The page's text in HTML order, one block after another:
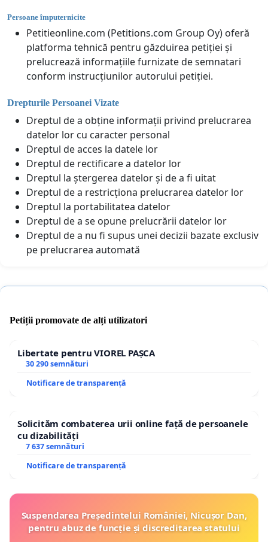
Persoane împuternicite
Petitieonline.com (Petitions.com Group Oy) oferă
platforma tehnică pentru găzduirea petiției și
prelucrează informațiile furnizate de semnatari
conform instrucțiunilor autorului petiției.
Drepturile Persoanei Vizate
Dreptul de a obține informații privind prelucrarea
datelor lor cu caracter personal
Dreptul de acces la datele lor
Dreptul de rectificare a datelor lor
Dreptul la ștergerea datelor și de a fi uitat
Dreptul de a restricționa prelucrarea datelor lor
Dreptul la portabilitatea datelor
Dreptul de a se opune prelucrării datelor lor
Dreptul de a nu fi supus unei decizii bazate exclusiv
pe prelucrarea automată
Petiții promovate de alți utilizatori
Libertate pentru VIOREL PAȘCA
30 290 semnături
Notificare de transparență
Solicităm combaterea urii online față de persoanele
cu dizabilități
7 637 semnături
Notificare de transparență
Suspendarea Președintelui României, Nicușor Dan,
pentru abuz de funcție și discreditarea statului